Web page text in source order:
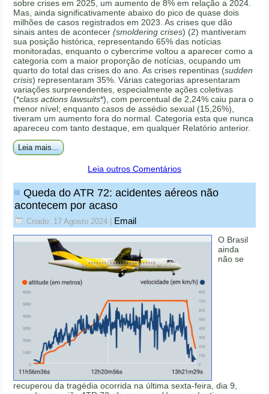
sobre crises em 2025, um aumento de 8% em relação a 2024.
Mas, ainda significativamente abaixo do pico de quase dois
milhões de casos registrados em 2023. As crises que dão
sinais antes de acontecer(smoldering crises) (2) mantiveram
sua posição histórica, representando 65% das notícias
monitoradas, enquanto o cybercrime voltou a aparecer como a
categoria com a maior proporção de notícias, ocupando um
quarto do total das crises do ano. As crises repentinas (sudden
crisis) representaram 35%. Várias categorias apresentaram
variações surpreendentes, especialmente ações coletivas
(*class actions lawsuits*), com percentual de 2,24% caiu para o
menor nível; enquanto casos de assédio sexual (15,26%),
tiveram um aumento fora do normal. Categoria esta que nunca
apareceu com tanto destaque, em qualquer Relatório anterior.
Leia mais...
Leia outros Comentários
Queda do ATR 72: acidentes aéreos não
acontecem por acaso
Criado: 17 Agosto 2024 Email
O Brasil
ainda
não se
recuperou da tragédia ocorrida na última sexta-feira, dia 9,